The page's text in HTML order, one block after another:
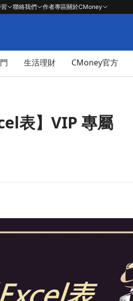
聯絡我們 作者專區關於CMoney
生活理財 CMoney官方
表】VIP 專屬